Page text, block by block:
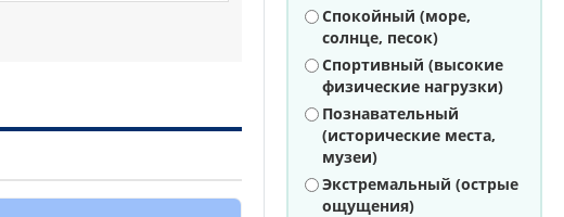
Варианты
Спокойный (море,
солнце, песок)
Спортивный (высокие
физические нагрузки)
Познавательный
(исторические места,
музеи)
Экстремальный (острые
ощущения)